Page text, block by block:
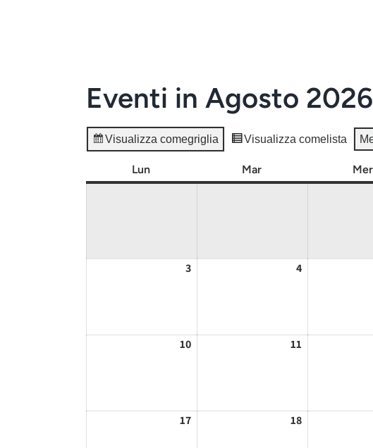
Eventi in Agosto 2026
Visualizza comegriglia Visualizza comelista
Lun Mar Mer
303/08/2026 404/08/2026
1010/08/2026 11
1717/08/2026 1818/08/2026